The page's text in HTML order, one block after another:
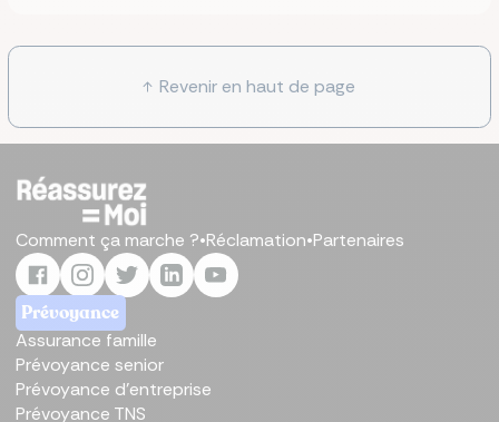
Revenir en haut de page
Comment ça marche ?•Réclamation•Partenaires
Prévoyance
Assurance famille
Prévoyance senior
Prévoyance d'entreprise
Prévoyance TNS